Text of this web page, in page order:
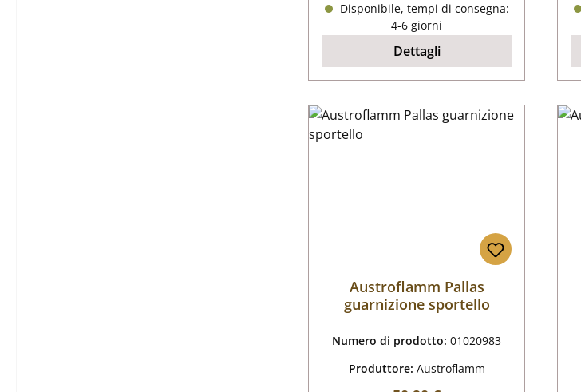
Disponibile, tempi di consegna:
4-6 giorni
Dettagli
Austroflamm Pallas
guarnizione sportello
Numero di prodotto:01020983
Produttore: Austroflamm